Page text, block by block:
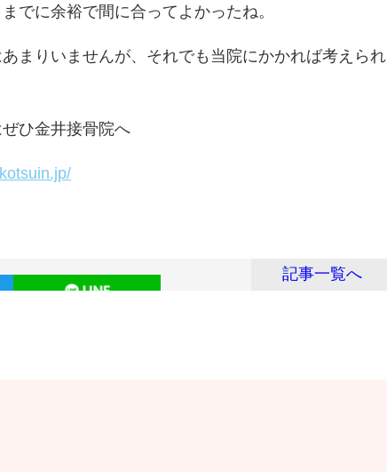
でに余裕で間に合ってよかったね。
まりいませんが、それでも当院にかかれば考えられ
ひ金井接骨院へ
記事一覧へ